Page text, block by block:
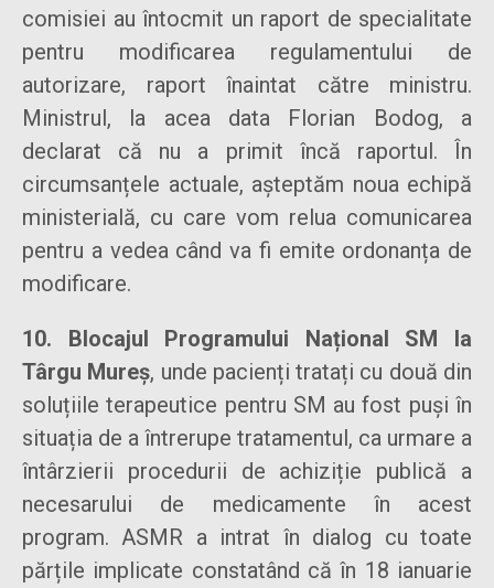
comisiei au întocmit un raport de specialitate
pentru modificarea regulamentului de
autorizare, raport înaintat către ministru.
Ministrul, la acea data Florian Bodog, a
declarat că nu a primit încă raportul. În
circumsanțele actuale, așteptăm noua echipă
ministerială, cu care vom relua comunicarea
pentru a vedea când va fi emite ordonanța de
modificare.
10. Blocajul Programului Național SM la
Târgu Mureș, unde pacienți tratați cu două din
soluțiile terapeutice pentru SM au fost puși în
situația de a întrerupe tratamentul, ca urmare a
întârzierii procedurii de achiziție publică a
necesarului de medicamente în acest
program. ASMR a intrat în dialog cu toate
părțile implicate constatând că în 18 ianuarie